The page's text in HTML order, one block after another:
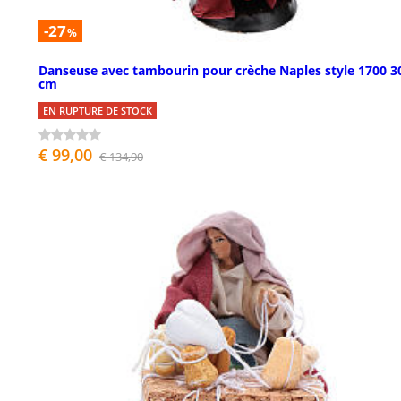
-27%
Danseuse avec tambourin pour crèche Naples style 1700
cm
EN RUPTURE DE STOCK
€ 99,00 € 134,90